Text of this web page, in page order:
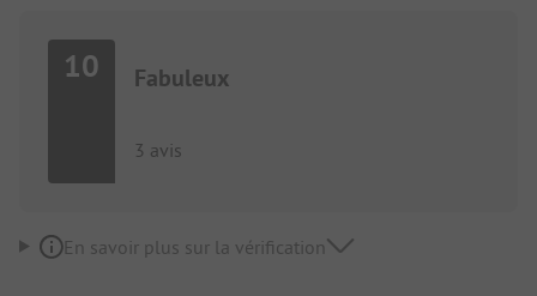
10 Fabuleux
3 avis
En savoir plus sur la vérification